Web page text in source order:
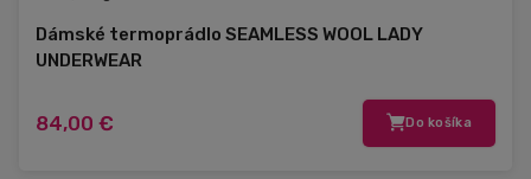
Dámské termoprádlo SEAMLESS WOOL LADY
UNDERWEAR
84,00 € Do košíka